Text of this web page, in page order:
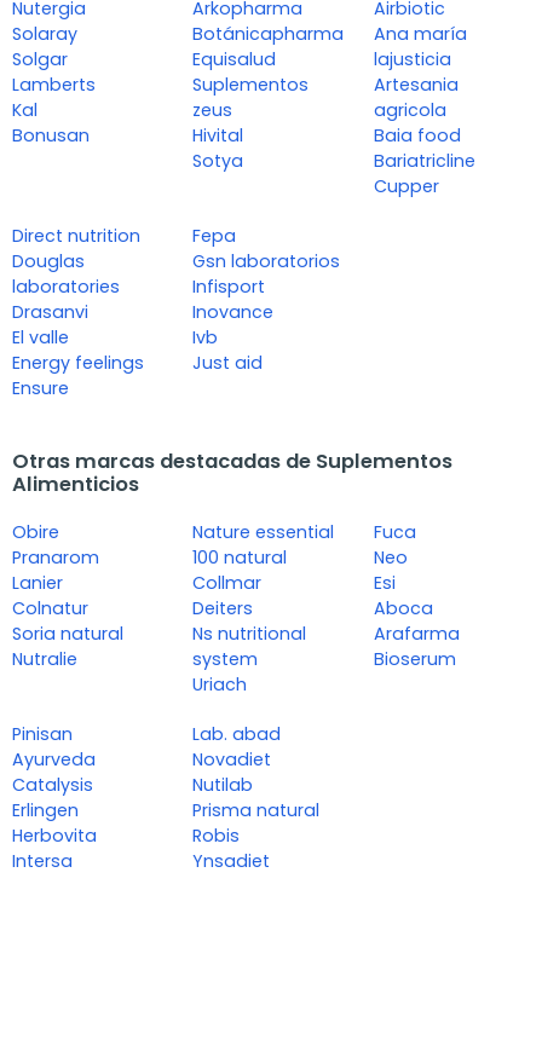
Nutergia
Solaray
Solgar
Lamberts
Kal
Bonusan
Arkopharma
Botánicapharma
Equisalud
Suplementos
zeus
Hivital
Sotya
Airbiotic
Ana maría
lajusticia
Artesania
agricola
Baia food
Bariatricline
Cupper
Direct nutrition
Douglas
laboratories
Drasanvi
El valle
Energy feelings
Ensure
Fepa
Gsn laboratorios
Infisport
Inovance
Ivb
Just aid
Otras marcas destacadas de Suplementos
Alimenticios
Obire
Pranarom
Lanier
Colnatur
Soria natural
Nutralie
Nature essential
100 natural
Collmar
Deiters
Ns nutritional
system
Uriach
Fuca
Neo
Esi
Aboca
Arafarma
Bioserum
Pinisan
Ayurveda
Catalysis
Erlingen
Herbovita
Intersa
Lab. abad
Novadiet
Nutilab
Prisma natural
Robis
Ynsadiet